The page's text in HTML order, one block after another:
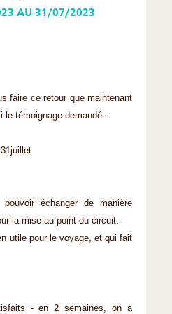
AU 31/07/2023
faire ce retour que maintenant
témoignage demandé :
échanger de manière
la mise au point du circuit.
utile pour le voyage, et qui fait
- en 2 semaines, on a